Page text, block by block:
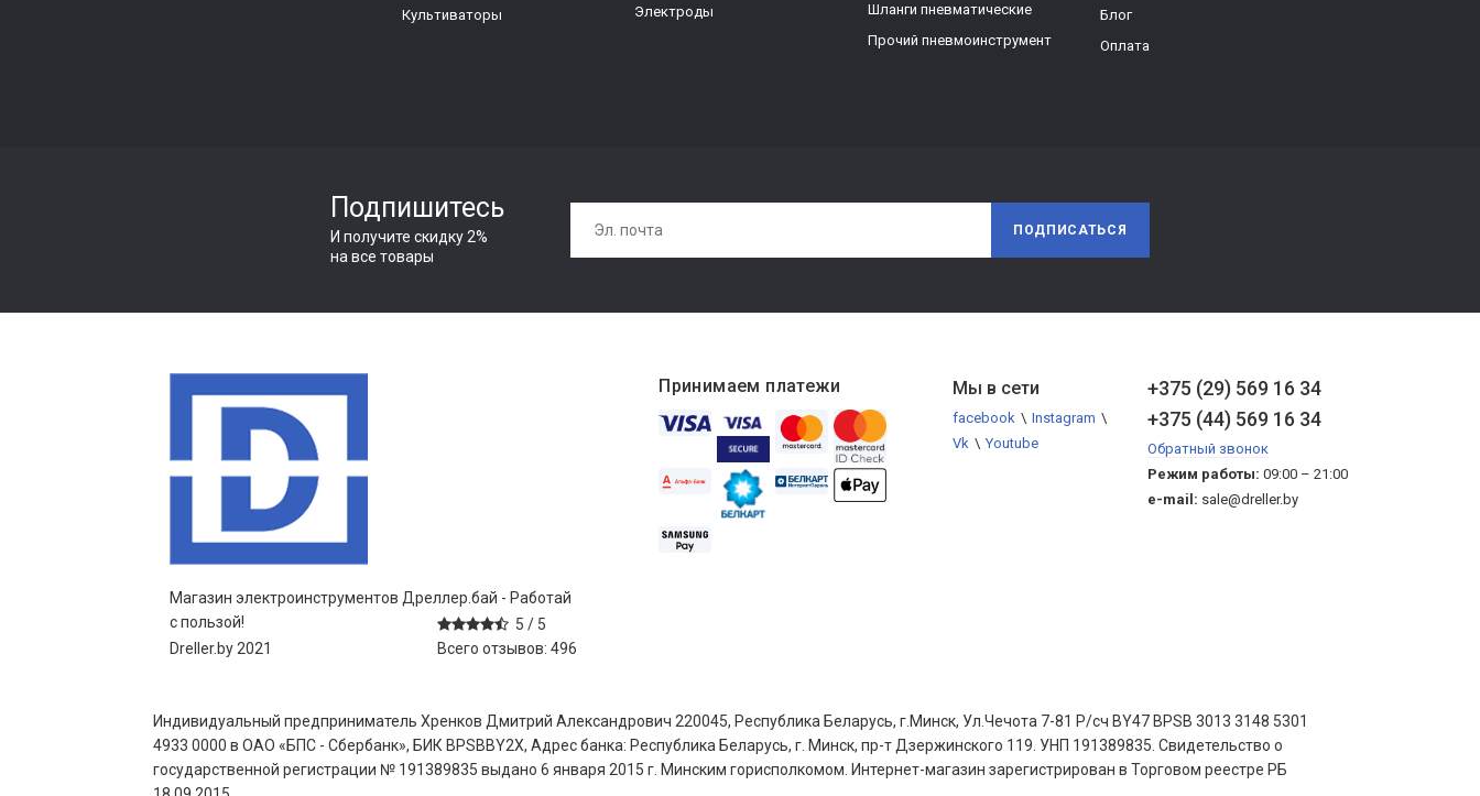
Культиваторы
Электроды
Шланги пневматические
Прочий пневмоинструмент
Блог
Оплата
Подпишитесь
И получите скидку 2%
на все товары
ПОДПИСАТЬСЯ
Магазин электроинструментов Дреллер.бай - Работай
с пользой!
5 / 5
Всего отзывов:496
Dreller.by 2021
+375 (29) 569 16 34
+375 (44) 569 16 34
Обратный звонок
Режим работы:09:00 – 21:00
e-mail: sale@dreller.by
Мы в сети
facebook \ Instagram \
Vk \ Youtube
Принимаем платежи
Индивидуальный предприниматель Хренков Дмитрий Александрович 220045, Республика Беларусь, г.Минск, Ул.Чечота 7-81 Р/сч BY47 BPSB 3013 3148 5301
4933 0000 в ОАО «БПС - Сбербанк», БИК BPSBBY2X, Адрес банка: Республика Беларусь, г. Минск, пр-т Дзержинского 119. УНП 191389835. Свидетельство о
государственной регистрации № 191389835 выдано 6 января 2015 г. Минским горисполкомом. Интернет-магазин зарегистрирован в Торговом реестре РБ